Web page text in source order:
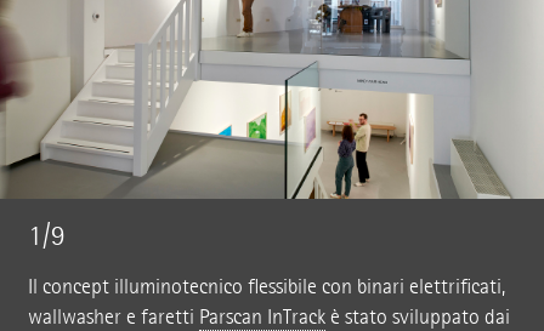
1/9
Il concept illuminotecnico flessibile con binari elettrificati,
wallwasher e faretti Parscan InTrackè stato sviluppato dai